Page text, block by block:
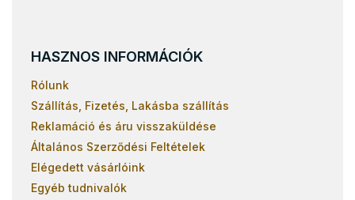
HASZNOS INFORMÁCIÓK
Rólunk
Szállítás, Fizetés, Lakásba szállítás
Reklamáció és áru visszaküldése
Általános Szerződési Feltételek
Elégedett vásárlóink
Egyéb tudnivalók